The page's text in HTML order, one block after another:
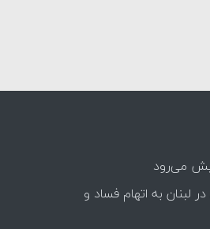
می‌رود
به اتهام فساد و